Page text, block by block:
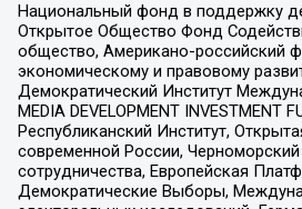
Национальный фонд в поддержку
Открытое Общество Фонд
общество, Американо-российский
экономическому и правовому
Демократический Институт
MEDIA DEVELOPMENT INVESTMENT
Республиканский Институт,
современной России,
сотрудничества, Европейская
Демократические Выборы,